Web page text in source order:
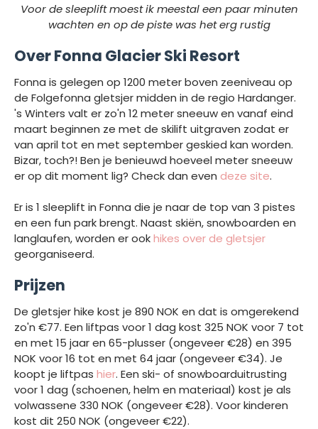
Voor de sleeplift moest ik meestal een paar minuten
wachten en op de piste was het erg rustig
Over Fonna Glacier Ski Resort
Fonna is gelegen op 1200 meter boven zeeniveau op
de Folgefonna gletsjer midden in de regio Hardanger.
's Winters valt er zo'n 12 meter sneeuw en vanaf eind
maart beginnen ze met de skilift uitgraven zodat er
van april tot en met september geskied kan worden.
Bizar, toch?! Ben je benieuwd hoeveel meter sneeuw
er op dit moment lig? Check dan even deze site.
Er is 1 sleeplift in Fonna die je naar de top van 3 pistes
en een fun park brengt. Naast skiën, snowboarden en
langlaufen, worden er ookhikes over de gletsjer
georganiseerd.
Prijzen
De gletsjer hike kost je 890 NOK en dat is omgerekend
zo'n €77. Een liftpas voor 1 dag kost 325 NOK voor 7 tot
en met 15 jaar en 65-plusser (ongeveer €28) en 395
NOK voor 16 tot en met 64 jaar (ongeveer €34). Je
koopt je liftpas hier. Een ski- of snowboarduitrusting
voor 1 dag (schoenen, helm en materiaal) kost je als
volwassene 330 NOK (ongeveer €28). Voor kinderen
kost dit 250 NOK (ongeveer €22).